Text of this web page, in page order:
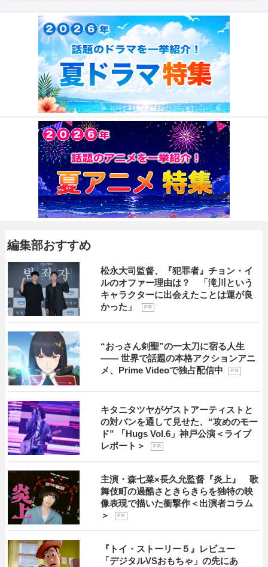
編集部おすすめ
松永大司監督、『犯罪者』チョン・イ
ルのオファー理由は？ 「滝川という
キャラクターに出会えたことは運が良
かった」
P R
“おっさん剣聖”の一太刀に宿る人生
―― 世界で話題の本格アクションアニ
メ、Prime Videoで独占配信中
P R
キタニタツヤがゲストアーティストと
の対バンを通して見せた、“攻めのモー
ド” 「Hugs Vol.6」神戸公演＜ライブ
レポート＞
P R
主演・森七菜×長久允監督『炎上』 歌
舞伎町の過酷さときらきらを独特の映
像表現で描いた衝撃作＜出演者コラム
＞
P R
『トイ・ストーリー５』レビュー
「デジタルVSおもちゃ」の先にあ